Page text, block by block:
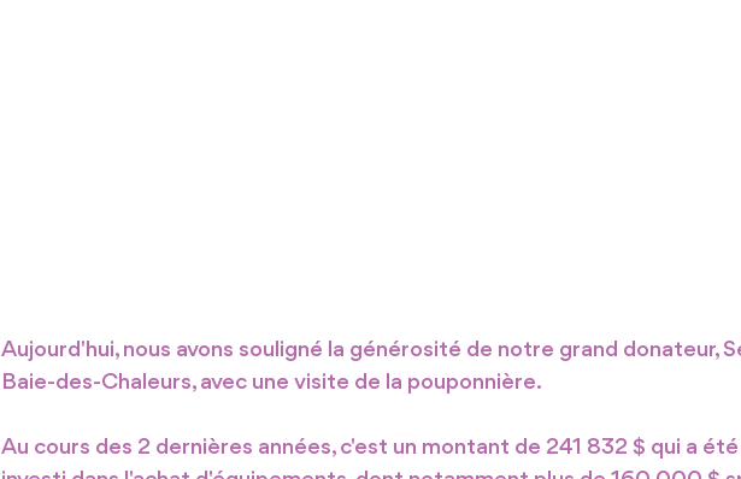
Aujourd'hui, nous avons souligné la générosité de notre grand donateur,
Baie-des-Chaleurs, avec une visite de la pouponnière.
Au cours des 2 dernières années, c'est un montant de 241 832 $ qui a